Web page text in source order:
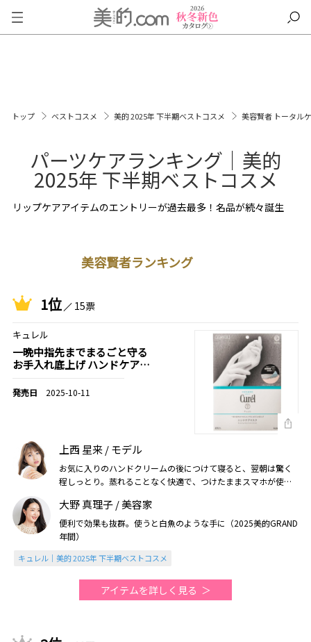
トップ ベストコスメ 美的 2025年 下半期ベストコスメ 美容賢者 トータル
パーツケアランキング｜美的
2025年 下半期ベストコスメ
リップケアアイテムのエントリーが過去最多！名品が続々誕生
美容賢者ランキング
1位 15票
キュレル
一晩中指先までまるごと守る
お手入れ底上げ ハンドケアマ
2025-10-11
上西 星来 / モデル
お気に入りのハンドクリームの後につけて寝ると、翌朝は驚く
程しっとり。蒸れることなく快適で、つけたままスマホが使え
大野 真理子 / 美容家
便利で効果も抜群。使うと白魚のような手に（2025美的GRAND
年間）
キュレル｜美的 2025年 下半期ベストコスメ
アイテムを詳しく見る